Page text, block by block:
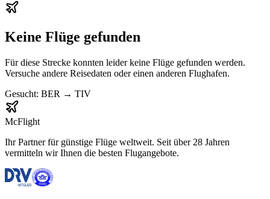
Keine Flüge gefunden
Für diese Strecke konnten leider keine Flüge gefunden werden.
Versuche andere Reisedaten oder einen anderen Flughafen.
Gesucht: BER → TIV
McFlight
Ihr Partner für günstige Flüge weltweit. Seit über 28 Jahren
vermitteln wir Ihnen die besten Flugangebote.